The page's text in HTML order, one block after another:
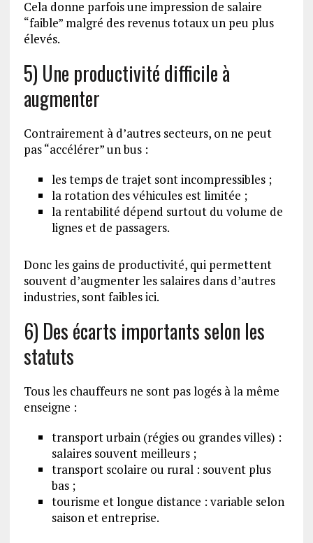
Cela donne parfois une impression de salaire
“faible” malgré des revenus totaux un peu plus
élevés.
5) Une productivité difficile à
augmenter
Contrairement à d’autres secteurs, on ne peut
pas “accélérer” un bus :
les temps de trajet sont incompressibles ;
la rotation des véhicules est limitée ;
la rentabilité dépend surtout du volume de
lignes et de passagers.
Donc les gains de productivité, qui permettent
souvent d’augmenter les salaires dans d’autres
industries, sont faibles ici.
6) Des écarts importants selon les
statuts
Tous les chauffeurs ne sont pas logés à la même
enseigne :
transport urbain (régies ou grandes villes) :
salaires souvent meilleurs ;
transport scolaire ou rural : souvent plus
bas ;
tourisme et longue distance : variable selon
saison et entreprise.